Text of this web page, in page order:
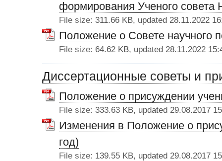
формирования Ученого
File size: 311.66 KB, updated 28.11.2022
Положение о Совете
File size: 64.62 KB, updated 28.11.2022
Диссертационные советы и
Положение о присуждении
File size: 333.63 KB, updated 29.08.2017
Изменения в Положение о
год)
File size: 139.55 KB, updated 29.08.2017